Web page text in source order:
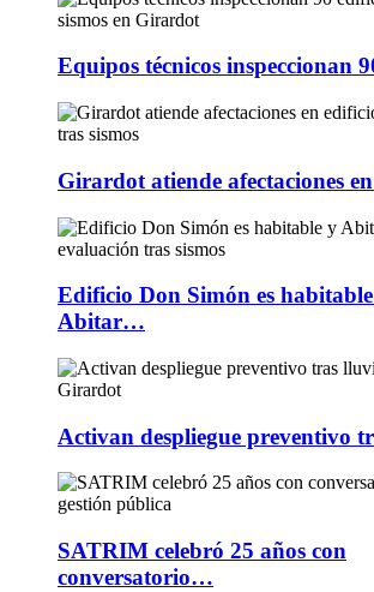
Equipos técnicos inspeccionan
Girardot atiende afectaciones
Edificio Don Simón es
Abitar…
Activan despliegue preventivo
SATRIM celebró 25 años con
conversatorio…